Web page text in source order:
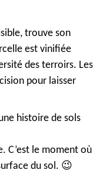
trouve son
est vinifiée
des terroirs. Les
pour laisser
histoire de sols
C’est le moment où
du sol. 😉